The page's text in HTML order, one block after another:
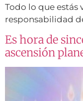
Todo lo que estás
responsabilidad
Es hora de
ascensión